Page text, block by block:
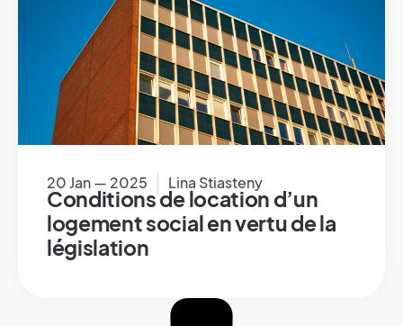
20 Jan — 2025 Lina Stiasteny
Conditions de location d’un
logement social en vertu de la
législation